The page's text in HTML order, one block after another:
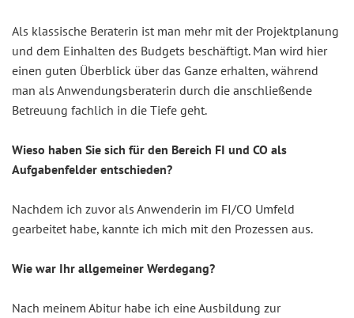
Als klassische Beraterin ist man mehr mit der Projektplanung
und dem Einhalten des Budgets beschäftigt. Man wird hier
einen guten Überblick über das Ganze erhalten, während
man als Anwendungsberaterin durch die anschließende
Betreuung fachlich in die Tiefe geht.
Wieso haben Sie sich für den Bereich FI und CO als
Aufgabenfelder entschieden?
Nachdem ich zuvor als Anwenderin im FI/CO Umfeld
gearbeitet habe, kannte ich mich mit den Prozessen aus.
Wie war Ihr allgemeiner Werdegang?
Nach meinem Abitur habe ich eine Ausbildung zur